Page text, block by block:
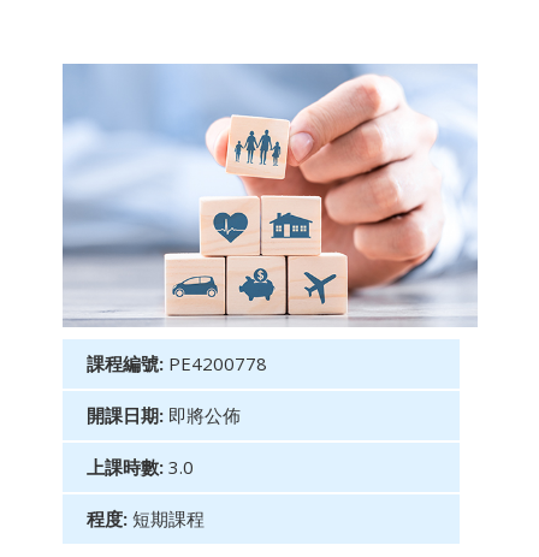
課程編號: PE4200778
開課日期: 即將公佈
上課時數: 3.0
程度: 短期課程